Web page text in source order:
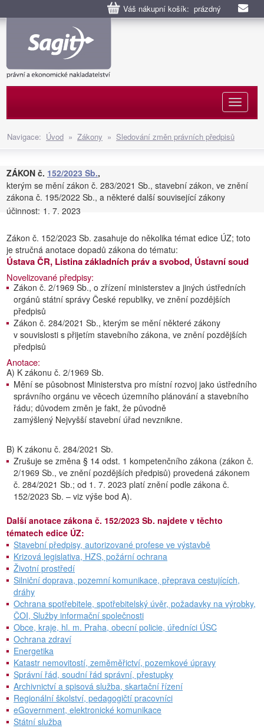
Váš nákupní košík: prázdný
Navigace: Úvod » Zákony » Sledování změn právních předpisů
ZÁKON č. 152/2023 Sb.,
kterým se mění zákon č. 283/2021 Sb., stavební zákon, ve znění
zákona č. 195/2022 Sb., a některé další související zákony
účinnost: 1. 7. 2023
Zákon č. 152/2023 Sb. zasahuje do několika témat edice ÚZ; toto
je stručná anotace dopadů zákona do tématu:
Ústava ČR, Listina základních práv a svobod, Ústavní soud
Novelizované předpisy:
Zákon č. 2/1969 Sb., o zřízení ministerstev a jiných ústředních
orgánů státní správy České republiky, ve znění pozdějších
předpisů
Zákon č. 284/2021 Sb., kterým se mění některé zákony
v souvislosti s přijetím stavebního zákona, ve znění pozdějších
předpisů
Anotace:
A) K zákonu č. 2/1969 Sb.
Mění se působnost Ministerstva pro místní rozvoj jako ústředního
správního orgánu ve věcech územního plánování a stavebního
řádu; důvodem změn je fakt, že původně
zamýšlený Nejvyšší stavební úřad nevznikne.
B) K zákonu č. 284/2021 Sb.
Zrušuje se změna § 14 odst. 1 kompetenčního zákona (zákon č.
2/1969 Sb., ve znění pozdějších předpisů) provedená zákonem
č. 284/2021 Sb.; od 1. 7. 2023 platí znění podle zákona č.
152/2023 Sb. – viz výše bod A).
Další anotace zákona č. 152/2023 Sb. najdete v těchto
tématech edice ÚZ:
Stavební předpisy, autorizované profese ve výstavbě
Krizová legislativa, HZS, požární ochrana
Životní prostředí
Silniční doprava, pozemní komunikace, přeprava cestujících,
dráhy
Ochrana spotřebitele, spotřebitelský úvěr, požadavky na výrobky,
ČOI, Služby informační společnosti
Obce, kraje, hl. m. Praha, obecní policie, úředníci ÚSC
Ochrana zdraví
Energetika
Katastr nemovitostí, zeměměřictví, pozemkové úpravy
Správní řád, soudní řád správní, přestupky
Archivnictví a spisová služba, skartační řízení
Regionální školství, pedagogičtí pracovníci
eGovernment, elektronické komunikace
Státní služba